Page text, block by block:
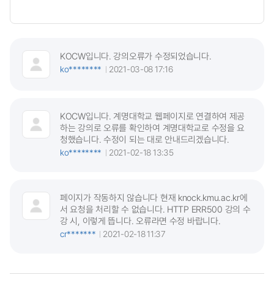
KOCW입니다. 강의오류가 수정되었습니다.
ko********
2021-03-08 17:16
KOCW입니다. 계명대학교 웹페이지로 연결하여 제공
하는 강의로 오류를 확인하여 계명대학교로 수정을 요
청했습니다. 수정이 되는 대로 안내드리겠습니다.
ko********
2021-02-18 13:35
페이지가 작동하지 않습니다 현재 knock.kmu.ac.kr에
서 요청을 처리할 수 없습니다. HTTP ERR500 강의 수
강 시, 이렇게 뜹니다. 오류라면 수정 바랍니다.
cr*******
2021-02-18 11:37